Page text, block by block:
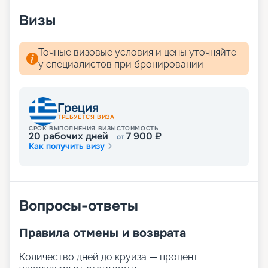
путевки, описание кают и прочая информация.
волшебные пейзажи Средиземного моря! А для
того чтобы получить лучшие места,
воспользуйтесь услугой раннего бронирования.
Визы
Точные визовые условия и цены уточняйте
у специалистов при бронировании
Греция
ТРЕБУЕТСЯ ВИЗА
СРОК ВЫПОЛНЕНИЯ ВИЗЫ
20 рабочих дней
СТОИМОСТЬ
от7 900 ₽
Как получить визу
Вопросы-ответы
Правила отмены и возврата
Количество дней до круиза — процент